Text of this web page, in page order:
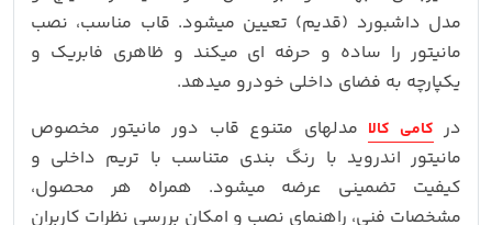
مدل داشبورد (قدیم) تعیین میشود. قاب مناسب، نصب
مانیتور را ساده و حرفه‌ ای میکند و ظاهری فابریک و
یکپارچه به فضای داخلی خودرو میدهد.
در کامی کالا مدلهای متنوع قاب دور مانیتور مخصوص
مانیتور اندروید با رنگ‌ بندی متناسب با تریم داخلی و
کیفیت تضمینی عرضه میشود. همراه هر محصول،
مشخصات فنی، راهنمای نصب و امکان بررسی نظرات کاربران